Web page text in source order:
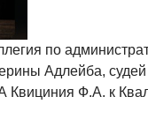
по
Адлейба,
Квициния Ф.А. к